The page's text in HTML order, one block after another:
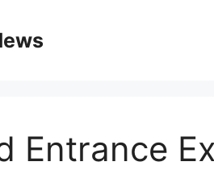
Entrance